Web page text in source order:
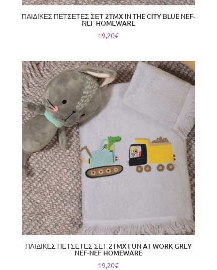
ΠΑΙΔΙΚΕΣ ΠΕΤΣΕΤΕΣ ΣΕΤ 2TMX IN THE CITY BLUE NEF-
NEF HOMEWARE
19,20€
ΠΑΙΔΙΚΕΣ ΠΕΤΣΕΤΕΣ ΣΕΤ 2TMX FUN AT WORK GREY
NEF-NEF HOMEWARE
19,20€